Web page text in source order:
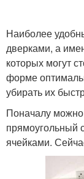
Наиболее
дверками, а
которых могут
форме
убирать их
Поначалу можно
прямоугольный
ячейками.